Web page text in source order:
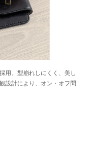
用。型崩れしにくく、美し
設計により、オン・オフ問